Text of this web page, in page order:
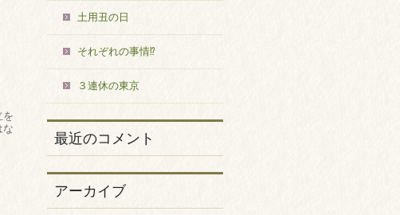
を
な
土用丑の日
それぞれの事情⁉
３連休の東京
最近のコメント
アーカイブ